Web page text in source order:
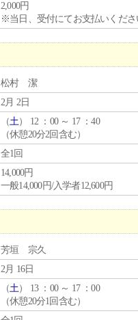
2,000円
※当日、受付にてお支払いくださ
松村 潔
2月 2日
（土） 12 ：00 ～ 17 ：40
（休憩20分2回含む）
全1回
14,000円
一般14,000円/入学者12,600円
芳垣 宗久
2月 16日
（土） 13 ：00 ～ 17 ：00
（休憩20分1回含む）